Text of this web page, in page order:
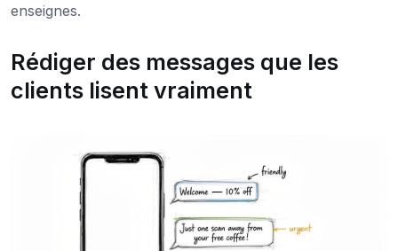
enseignes.
Rédiger des messages que les
clients lisent vraiment